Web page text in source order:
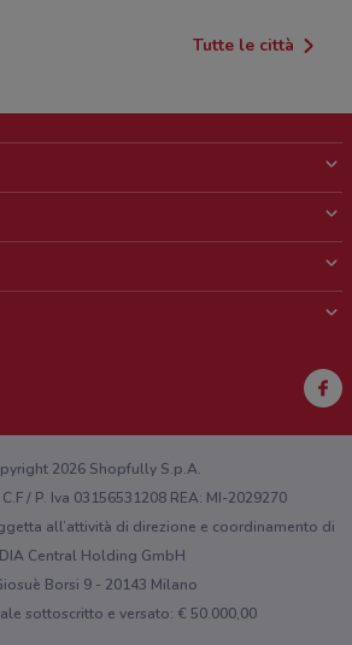
Tutte le città
web o sull'app?
2026 Shopfully S.p.A.
/ P. Iva 03156531208 REA: MI-2029270
all’attività di direzione e coordinamento di
Central Holding GmbH
Borsi 9 - 20143 Milano
sottoscritto e versato: € 50.000,00